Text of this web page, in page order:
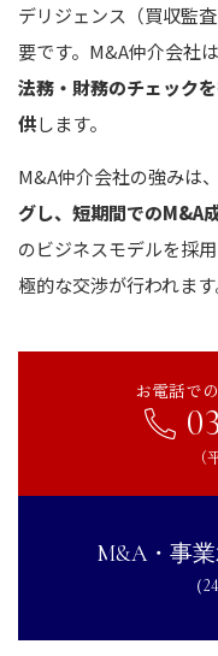
デリジェンス（買収監
要です。M&A仲介会社は
法務・財務のチェック
供します。
M&A仲介会社の強みは、
グし、短期間でのM&A
のビジネスモデルを採
極的な交渉が行われます
お電話で
M&A・事
（